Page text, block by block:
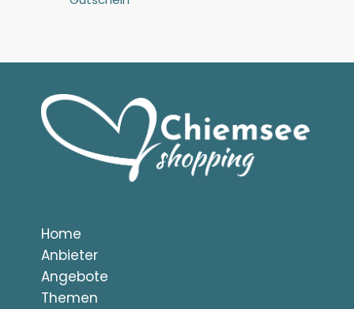
Home
Anbieter
Angebote
Themen